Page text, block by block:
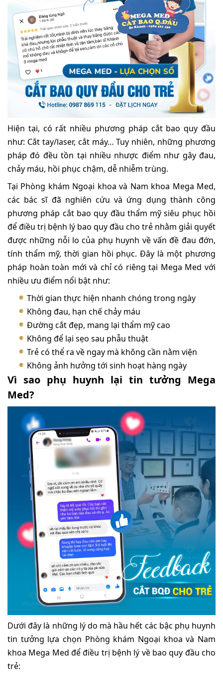
Hiện tại, có rất nhiều phương pháp cắt bao quy đầu
như: Cắt tay/laser, cắt máy… Tuy nhiên, những phương
pháp đó đều tồn tại nhiều nhược điểm như gây đau,
chảy máu, hồi phục chậm, dễ nhiễm trùng.
Tại Phòng khám Ngoại khoa và Nam khoa Mega Med,
các bác sĩ đã nghiên cứu và ứng dụng thành công
phương pháp cắt bao quy đầu thẩm mỹ siêu phục hồi
để điều trị bệnh lý bao quy đầu cho trẻ nhằm giải quyết
được những nỗi lo của phụ huynh về vấn đề đau đớn,
tính thẩm mỹ, thời gian hồi phục. Đây là một phương
pháp hoàn toàn mới và chỉ có riêng tại Mega Med với
nhiều ưu điểm nổi bật như:
Thời gian thực hiện nhanh chóng trong ngày
Không đau, hạn chế chảy máu
Đường cắt đẹp, mang lại thẩm mỹ cao
Không để lại sẹo sau phẫu thuật
Trẻ có thể ra về ngay mà không cần nằm viện
Không ảnh hưởng tới sinh hoạt hàng ngày
Vì sao phụ huynh lại tin tưởng Mega
Med?
Dưới đây là những lý do mà hầu hết các bậc phụ huynh
tin tưởng lựa chọn Phòng khám Ngoại khoa và Nam
khoa Mega Med để điều trị bệnh lý về bao quy đầu cho
trẻ: